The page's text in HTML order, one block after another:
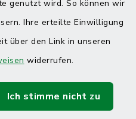
genutzt wird. So können wir
Ihre erteilte Einwilligung
über den Link in unseren
widerrufen.
Ich stimme nicht zu